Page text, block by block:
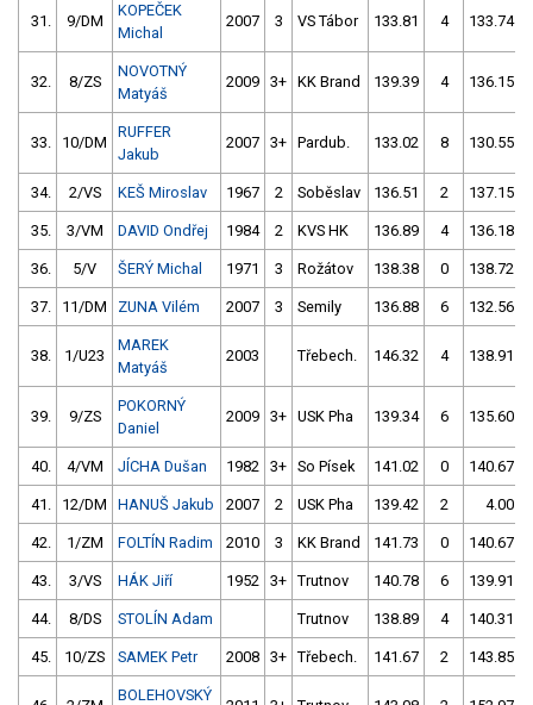
31. 9/DM
KOPEČEK
Michal
2007 3 VS Tábor 133.81 4 133.74
32. 8/ZS
NOVOTNÝ
Matyáš
2009 3+ KK Brand 139.39 4 136.15
33. 10/DM
RUFFER
Jakub
2007 3+ Pardub. 133.02 8 130.55
34. 2/VS KEŠ Miroslav 1967 2 Soběslav 136.51 2 137.15
35. 3/VM DAVID Ondřej 1984 2 KVS HK 136.89 4 136.18
36. 5/V ŠERÝ Michal 1971 3 Rožátov 138.38 0 138.72
37. 11/DM ZUNA Vilém 2007 3 Semily 136.88 6 132.56
38. 1/U23
MAREK
Matyáš
2003 Třebech. 146.32 4 138.91
39. 9/ZS
POKORNÝ
Daniel
2009 3+ USK Pha 139.34 6 135.60
40. 4/VM JÍCHA Dušan 1982 3+ So Písek 141.02 0 140.67
41. 12/DM HANUŠ Jakub 2007 2 USK Pha 139.42 2 4.00
42. 1/ZM FOLTÍN Radim 2010 3 KK Brand 141.73 0 140.67
43. 3/VS HÁK Jiří 1952 3+ Trutnov 140.78 6 139.91
44. 8/DS STOLÍN Adam Trutnov 138.89 4 140.31
45. 10/ZS SAMEK Petr 2008 3+ Třebech. 141.67 2 143.85
BOLEHOVSKÝ